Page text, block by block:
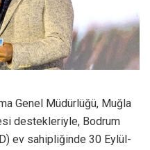
Genel Müdürlüğü, Muğla
destekleriyle, Bodrum
ev sahipliğinde 30 Eylül-